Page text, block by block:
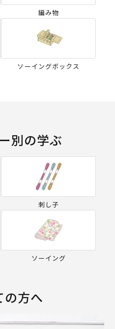
編み物
ソーイングボックス
別の学ぶ
刺し子
ソーイング
の方へ